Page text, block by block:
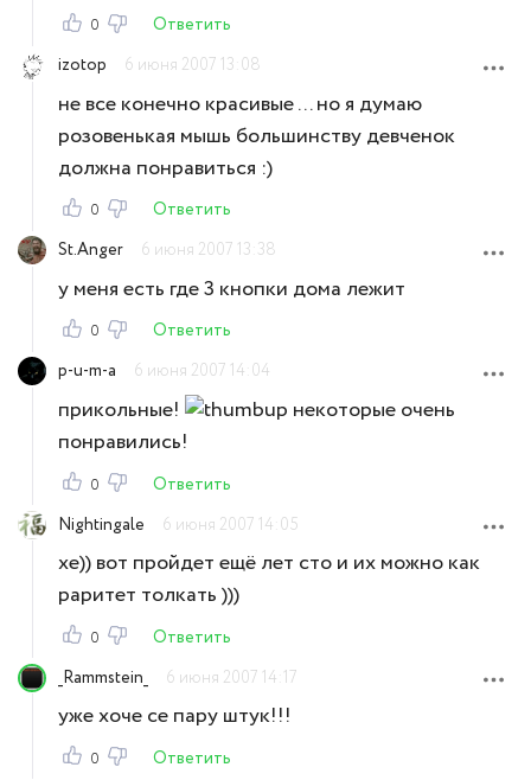
0
Ответить
izotop
6 июня 2007 13:08
не все конечно красивые ... но я думаю
розовенькая мышь большинству девченок
должна понравиться :)
0
Ответить
St.Anger
6 июня 2007 13:38
у меня есть где 3 кнопки дома лежит
0
Ответить
p-u-m-a
6 июня 2007 14:04
прикольные!
некоторые очень
понравились!
0
Ответить
Nightingale
6 июня 2007 14:05
хе)) вот пройдет ещё лет сто и их можно как
раритет толкать )))
0
Ответить
_Rammstein_
6 июня 2007 14:17
уже хоче се пару штук!!!
0
Ответить